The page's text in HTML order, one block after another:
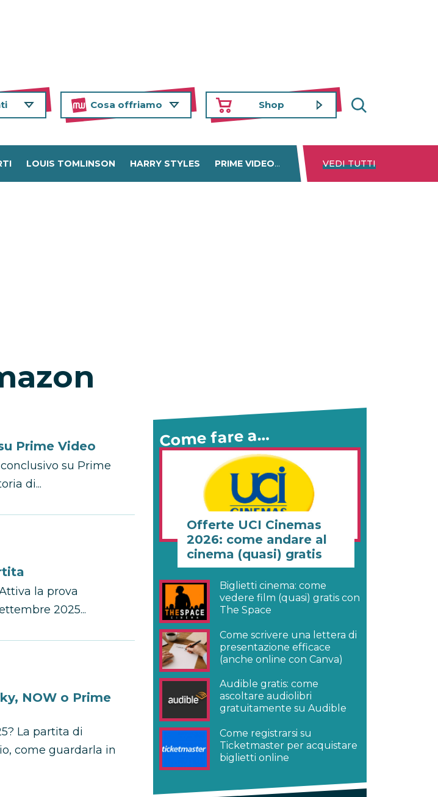
Cosa offriamo Shop
LOUIS TOMLINSON HARRY STYLES PRIME VIDEO DISNEY+ NETFLIX
VEDI TUTTI
Prime Video
su Prime
di...
la prova
2025...
NOW o Prime
La partita di
come guardarla in
Come fare a…
Offerte UCI Cinemas
2026: come andare al
cinema (quasi) gratis
Biglietti cinema: come
vedere film (quasi) gratis con
The Space
Come scrivere una lettera di
presentazione efficace
(anche online con Canva)
Audible gratis: come
ascoltare audiolibri
gratuitamente su Audible
Come registrarsi su
Ticketmaster per acquistare
biglietti online